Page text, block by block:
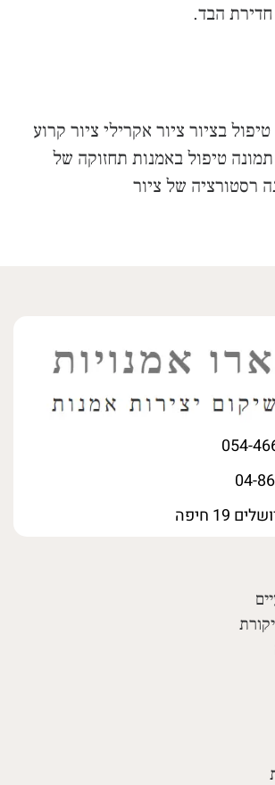
הבד.
טיפול בציור ציור אקרילי ציור קרוע
טיפול באמנות תחזוקה של
רסטורציה של ציור
054-
04-
19 חיפה